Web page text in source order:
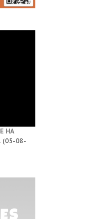
HA
(05-08-